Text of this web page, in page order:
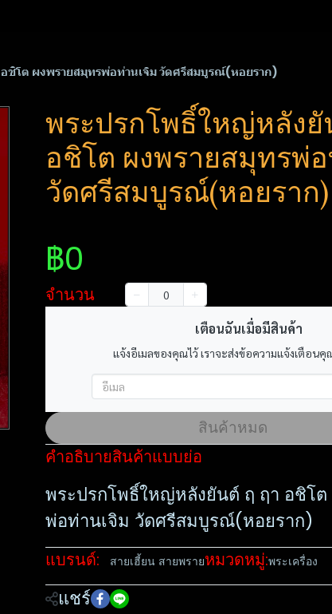
ชิโต ผงพรายสมุทรพ่อท่านเจิม วัดศรีสมบูรณ์(หอยราก)
พระปรกโพธิ์​ใหญ่หลังยั
อชิโต ผงพรายสมุทรพ่
วัดศรีสมบูรณ์(หอยราก)
฿0
จำนวน
เตือนฉันเมื่อมีสินค้า
แจ้งอีเมลของคุณไว้ เราจะส่งข้อความแจ้งเตือน
สินค้าหมด
คำอธิบายสินค้าแบบย่อ
พระปรกโพธิ์​ใหญ่หลังยันต์ ฤ ฤา อชิโต
พ่อท่านเจิม วัดศรีสมบูรณ์(หอยราก)
แบรนด์: สายเฮี้ยน สายพรายหมวดหมู่:พระเครื่อง
แชร์